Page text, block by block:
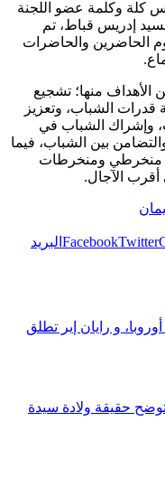
كلة وكلمة عضو اللجنة
إدريس قباط، تم
الحاضرين والحاضرات
منها؛ تشجيع
قدرات الشباب، وتعزيز
وإشراك الشباب في
بين الشباب، فيما
منخرطي ومنخرطات
الآجال.
FacebookTwitter
البريد
الجوي بـ156 خطا مع أوروبا، و رايان إير تطلق
حقيقة ولادة سيدة